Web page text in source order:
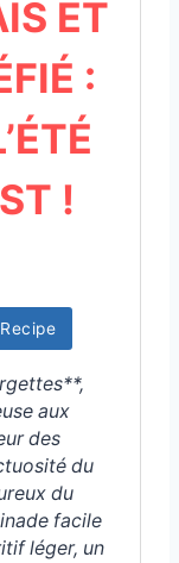
ET
:
!
a
r
s
aux
des
du
du
facile
léger, un